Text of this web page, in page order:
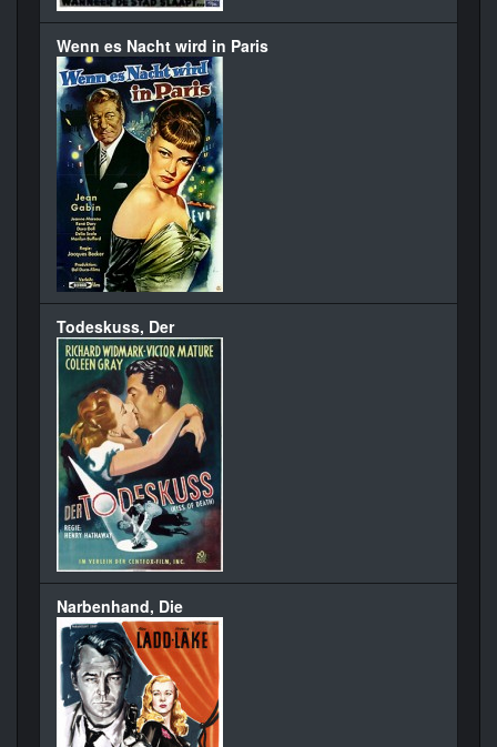
Wenn es Nacht wird in Paris
Todeskuss, Der
Narbenhand, Die